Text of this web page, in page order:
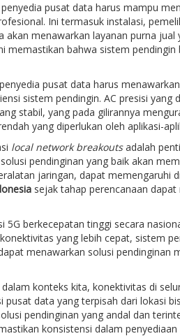
pusat data harus mampu
Ini termasuk instalasi,
akan menawarkan layanan purna
memastikan bahwa sistem
pusat data harus
sistem pendingin. AC presisi yang
stabil, yang pada gilirannya
yang diperlukan oleh aplikasi-
local network breakoutsadalah
pendinginan yang baik akan
jaringan, dapat memengaruhi
sejak tahap perencanaan
berkecepatan tinggi secara
yang lebih cepat, sistem
menawarkan solusi pendinginan
konteks kita, konektivitas di
data yang terpisah dari lokasi
pendinginan yang andal dan
konsistensi dalam